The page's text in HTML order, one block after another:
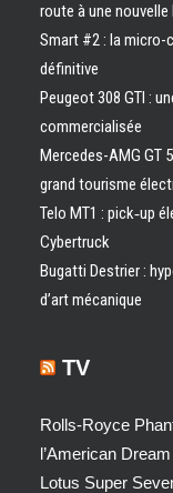
route à une
Smart #2 : la micro-
définitive
Peugeot 308 GTI :
commercialisée
Mercedes-AMG GT
grand tourisme
Telo MT1 : pick‑up
Cybertruck
Bugatti Destrier :
d’art mécanique
TV
Rolls-Royce
l’American Dream
Lotus Super